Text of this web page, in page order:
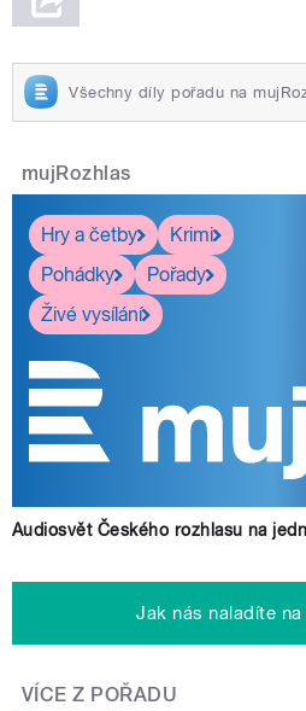
Všechny díly pořadu na
mujRozhlas
Hry a četby
Krimi
Pohádky
Pořady
Živé vysílání
Audiosvět Českého rozhlasu na
Jak nás naladíte na
VÍCE Z POŘADU